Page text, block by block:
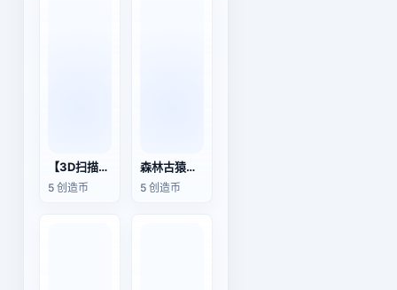
【3D扫描】约旦佩特拉古城的皇家墓室
5 创造币
森林古猿的头骨化石
5 创造币